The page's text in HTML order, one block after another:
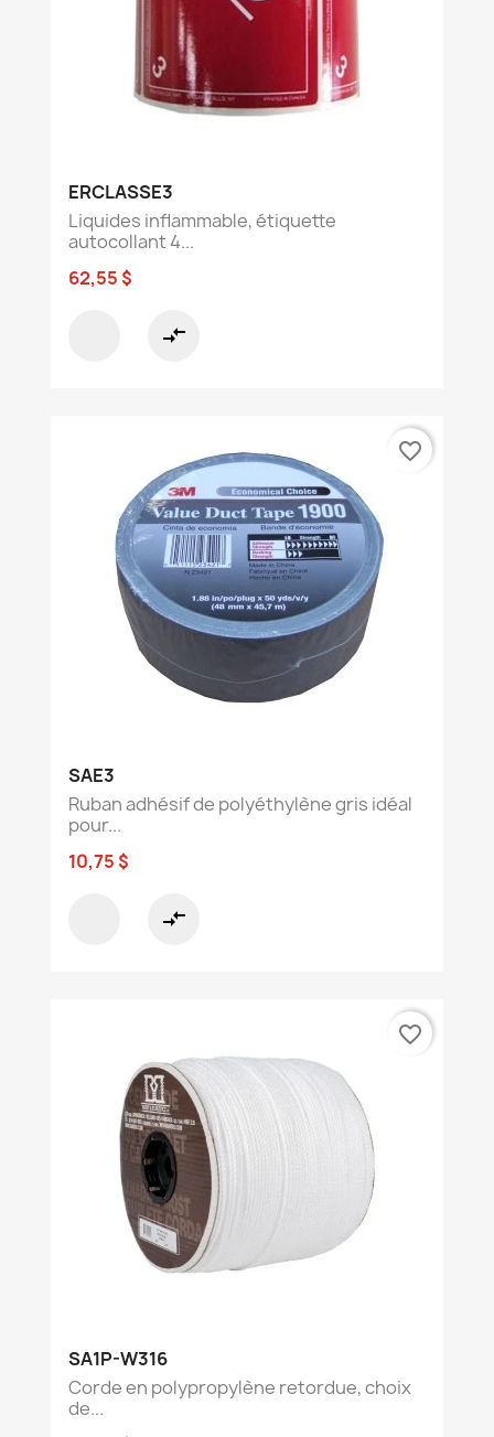
ERCLASSE3
Liquides inflammable, étiquette
autocollant 4...
62,55 $
compare_arrows
SAE3
Ruban adhésif de polyéthylène gris idéal
pour...
10,75 $
compare_arrows
favorite_border
SA1P-W316
Corde en polypropylène retordue, choix
de...
favorite_border